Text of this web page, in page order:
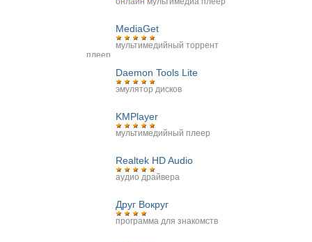
MediaGet
мультимедийный торрент
плеер
Daemon Tools Lite
эмулятор дисков
KMPlayer
мультимедийный плеер
Realtek HD Audio
аудио драйвера
Друг Вокруг
программа для знакомств